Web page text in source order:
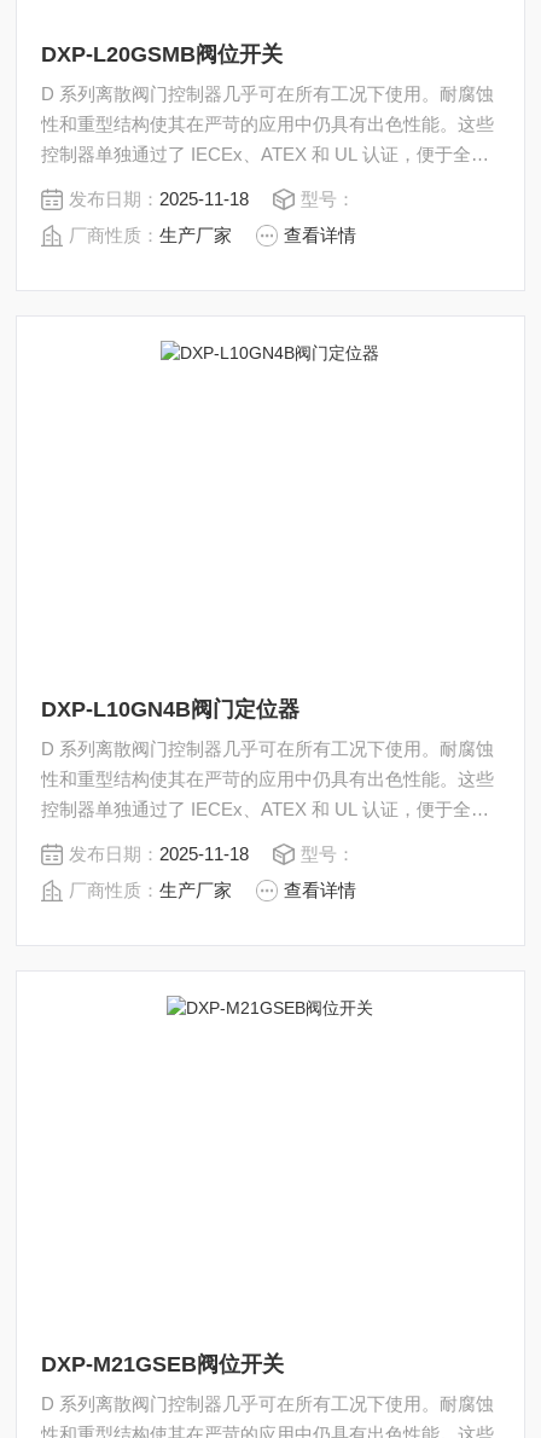
DXP-L20GSMB阀位开关
D 系列离散阀门控制器几乎可在所有工况下使用。耐腐蚀
性和重型结构使其在严苛的应用中仍具有出色性能。这些
控制器单独通过了 IECEx、ATEX 和 UL 认证，便于全球
客户在其设施内实现标准化操作。此外，D 系列控制器还
拥有 NEPSI、KOSHA、InMetro、PESO 和 EAC 认证。
DXP-L20GSMB阀位开关
发布日期： 2025-11-18
型号：
厂商性质：生产厂家 查看详情
DXP-L10GN4B阀门定位器
D 系列离散阀门控制器几乎可在所有工况下使用。耐腐蚀
性和重型结构使其在严苛的应用中仍具有出色性能。这些
控制器单独通过了 IECEx、ATEX 和 UL 认证，便于全球
客户在其设施内实现标准化操作。此外，D 系列控制器还
拥有 NEPSI、KOSHA、InMetro、PESO 和 EAC 认证。
DXP-L10GN4B阀门定位器
发布日期： 2025-11-18
型号：
厂商性质：生产厂家 查看详情
DXP-M21GSEB阀位开关
D 系列离散阀门控制器几乎可在所有工况下使用。耐腐蚀
性和重型结构使其在严苛的应用中仍具有出色性能。这些